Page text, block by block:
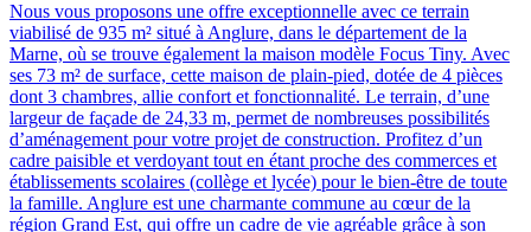
Nous vous proposons une offre exceptionnelle avec ce terrain
viabilisé de 935 m² situé à Anglure, dans le département de la
Marne, où se trouve également la maison modèle Focus Tiny. Avec
ses 73 m² de surface, cette maison de plain-pied, dotée de 4 pièces
dont 3 chambres, allie confort et fonctionnalité. Le terrain, d’une
largeur de façade de 24,33 m, permet de nombreuses possibilités
d’aménagement pour votre projet de construction. Profitez d’un
cadre paisible et verdoyant tout en étant proche des commerces et
établissements scolaires (collège et lycée) pour le bien-être de toute
la famille. Anglure est une charmante commune au cœur de la
région Grand Est, qui offre un cadre de vie agréable grâce à son